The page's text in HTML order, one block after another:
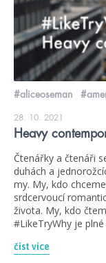
#aliceoseman
28. 10. 2021
Heavy
Čtenářky a čtenáři
duhách a
my. My, kdo
srdcervoucí
života. My, kdo
#LikeTryWhy je
číst více